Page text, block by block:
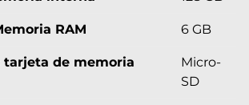
RAM 6 GB
tarjeta de memoria
Micro-
SD